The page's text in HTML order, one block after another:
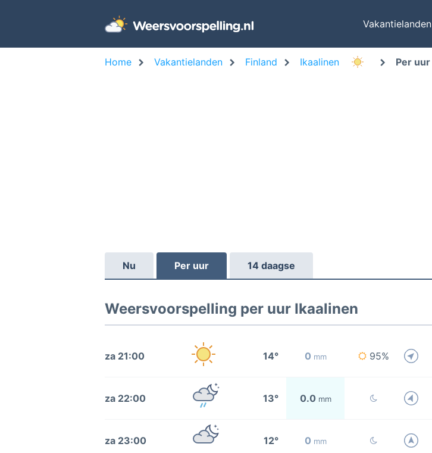
Vakantielanden
Home Vakantielanden Finland Ikaalinen Per uur
Nu Per uur 14 daagse
Weersvoorspelling per uur Ikaalinen
za 21:00 14° 0 mm 95%
za 22:00 13° 0.0 mm
za 23:00 12° 0 mm